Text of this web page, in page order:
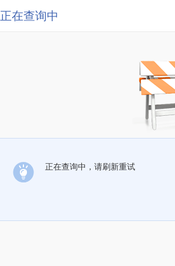
正在查询中
正在查询中，请刷新重试